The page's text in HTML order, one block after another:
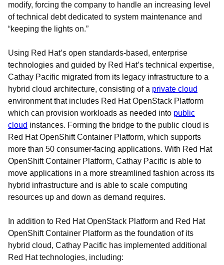
modify, forcing the company to handle an increasing level
of technical debt dedicated to system maintenance and
“keeping the lights on.”
Using Red Hat’s open standards-based, enterprise
technologies and guided by Red Hat’s technical expertise,
Cathay Pacific migrated from its legacy infrastructure to a
hybrid cloud architecture, consisting of a private cloud
environment that includes Red Hat OpenStack Platform
which can provision workloads as needed into public
cloud instances. Forming the bridge to the public cloud is
Red Hat OpenShift Container Platform, which supports
more than 50 consumer-facing applications. With Red Hat
OpenShift Container Platform, Cathay Pacific is able to
move applications in a more streamlined fashion across its
hybrid infrastructure and is able to scale computing
resources up and down as demand requires.
In addition to Red Hat OpenStack Platform and Red Hat
OpenShift Container Platform as the foundation of its
hybrid cloud, Cathay Pacific has implemented additional
Red Hat technologies, including: